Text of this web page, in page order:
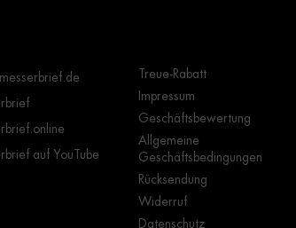
messerbrief.de
auf YouTube
Treue-Rabatt
Impressum
Geschäftsbewertung
Allgemeine
Geschäftsbedingungen
Rücksendung
Widerruf
Datenschutz